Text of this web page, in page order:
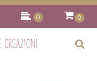
0 0